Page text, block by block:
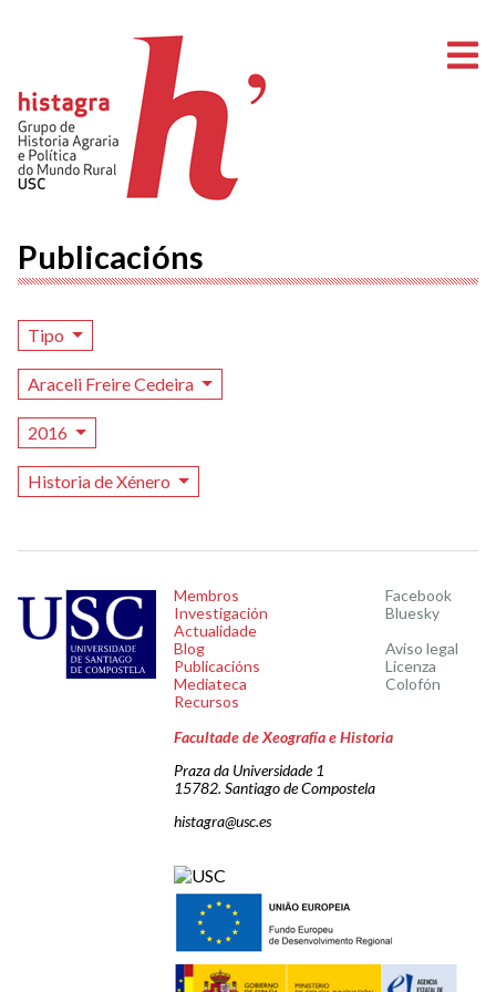
Publicacións
Tipo
Araceli Freire Cedeira
2016
Historia de Xénero
Membros
Investigación
Actualidade
Blog
Publicacións
Mediateca
Recursos
Facebook
Bluesky
Aviso legal
Licenza
Colofón
Facultade de Xeografía e Historia
Praza da Universidade 1
15782. Santiago de Compostela
histagra@usc.es